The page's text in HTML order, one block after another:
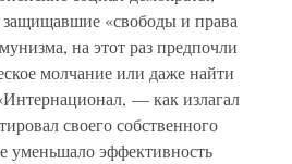
«свободы и права
на этот раз предпочли
молчание или даже найти
— как излагал
своего собственного
уменьшало эффективность